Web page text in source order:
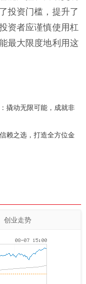
投资门槛，提升了
资者应谨慎使用杠
最大限度地利用这
撬动无限可能，成就非
赖之选，打造全方位金
创业走势